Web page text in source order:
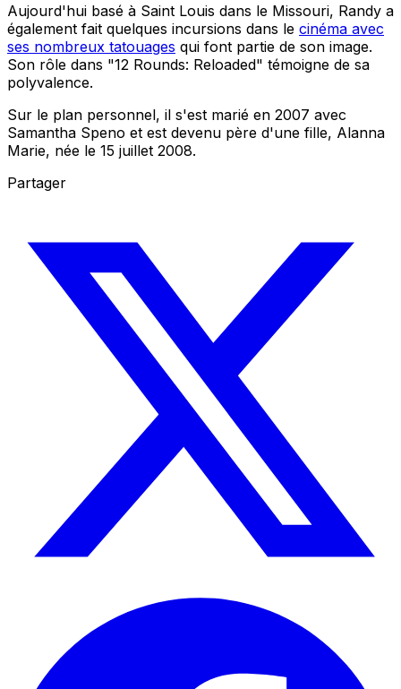
Aujourd'hui basé à Saint Louis dans le Missouri, Randy a
également fait quelques incursions dans le cinéma avec
ses nombreux tatouages qui font partie de son image.
Son rôle dans "12 Rounds: Reloaded" témoigne de sa
polyvalence.
Sur le plan personnel, il s'est marié en 2007 avec
Samantha Speno et est devenu père d'une fille, Alanna
Marie, née le 15 juillet 2008.
Partager